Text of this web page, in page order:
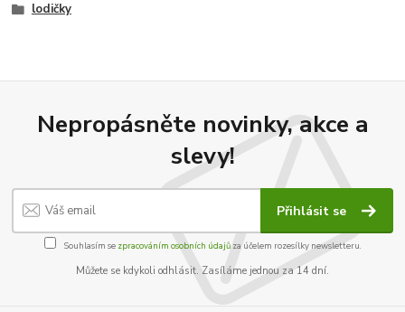
lodičky
Nepropásněte novinky, akce a
slevy!
Přihlásit se
Souhlasím se zpracováním osobních údajůza účelem rozesílky newsletteru.
Můžete se kdykoli odhlásit. Zasíláme jednou za 14 dní.